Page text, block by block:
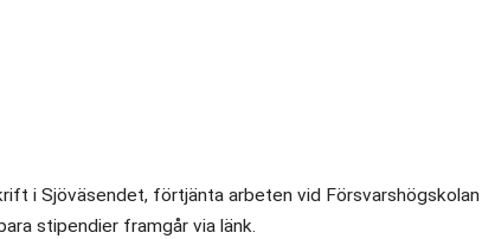
i Sjöväsendet, förtjänta arbeten vid
stipendier framgår via länk.